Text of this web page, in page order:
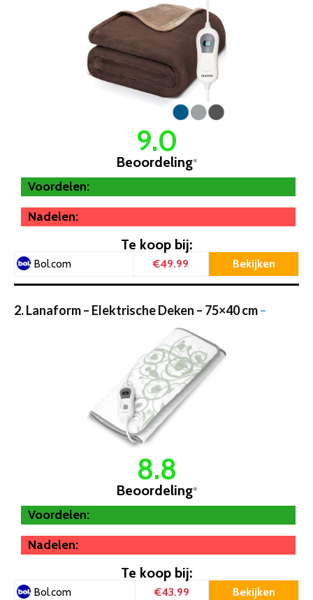
9.0
Beoordeling*
Voordelen:
Nadelen:
Te koop bij:
Bol.com €49.99 Bekijken
2. Lanaform – Elektrische Deken – 75×40 cm–
8.8
Beoordeling*
Voordelen:
Nadelen:
Te koop bij:
Bol.com €43.99 Bekijken